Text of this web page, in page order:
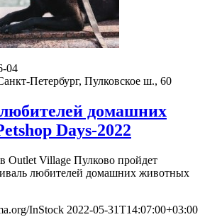
04
Петербург, Пулковское ш., 60
домашних
Days-2022
Outlet Village Пулково пройдет
любителей домашних животных
InStock 2022-05-31T14:07:00+03:00